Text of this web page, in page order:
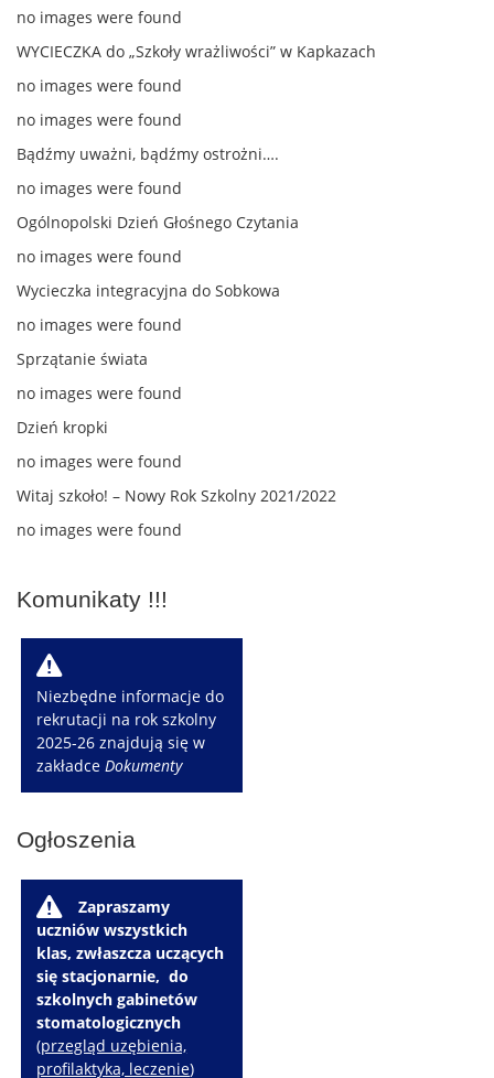
no images were found
WYCIECZKA do „Szkoły wrażliwości” w Kapkazach
no images were found
no images were found
Bądźmy uważni, bądźmy ostrożni….
no images were found
Ogólnopolski Dzień Głośnego Czytania
no images were found
Wycieczka integracyjna do Sobkowa
no images were found
Sprzątanie świata
no images were found
Dzień kropki
no images were found
Witaj szkoło! – Nowy Rok Szkolny 2021/2022
no images were found
Komunikaty !!!
W
Niezbędne informacje do
rekrutacji na rok szkolny
2025-26 znajdują się w
zakładceDokumenty
Ogłoszenia
W
Zapraszamy
uczniów wszystkich
klas, zwłaszcza uczących
się stacjonarnie, do
szkolnych gabinetów
stomatologicznych
(przegląd uzębienia,
profilaktyka, leczenie)